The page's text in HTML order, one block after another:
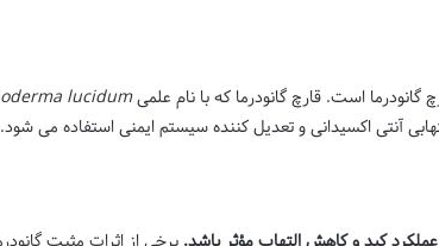
گانودرما است. قارچ گانودرما که با نام علمیlucidum
آنتی اکسیدانی و تعدیل کننده سیستم ایمنی استفاده می شود.